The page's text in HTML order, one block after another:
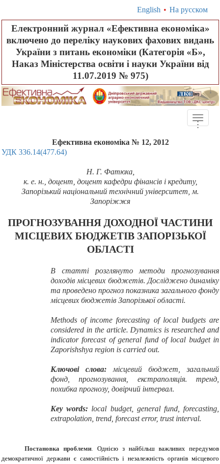
English • На русском
Електронний журнал «Ефективна економіка»
включено до переліку наукових фахових видань
України з питань економіки (Категорія «Б»,
Наказ Міністерства освіти і науки України від
11.07.2019 № 975)
Toggle
...
Ефективна економіка № 12, 2012
УДК 336.14(477.64)
Н. Г. Фатюха,
к. е. н., доцент, доцент кафедри фінансів і кредиту,
Запорізький національний технічний університет, м.
Запоріжжя
ПРОГНОЗУВАННЯ ДОХОДНОЇ ЧАСТИНИ
МІСЦЕВИХ БЮДЖЕТІВ ЗАПОРІЗЬКОЇ
ОБЛАСТІ
В статті розглянуто методи прогнозування
доходів місцевих бюджетів. Досліджено динаміку
та проведено прогноз показника загального фонду
місцевих бюджетів Запорізької області.
Methods of income forecasting of local budgets are
considered in the article. Dynamics is researched and
indicator forecast of general fund of local budget in
Zaporishshya region is carried out.
Ключові слова: місцевий бюджет, загальний
фонд, прогнозування, екстраполяція. тренд,
похибка прогнозу, довірчий інтервал.
Key words: local budget, general fund, forecasting,
extrapolation, trend, forecast error, trust interval.
Постановка проблеми. Однією з найбільш важливих передумов
демократичної держави є самостійність і незалежність органів місцевого